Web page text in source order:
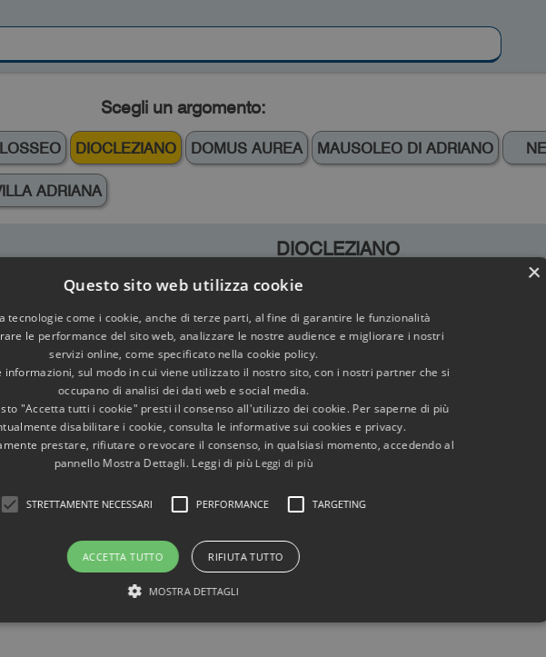
Scegli un argomento:
DIOCLEZIANO DOMUS AUREA MAUSOLEO DI ADRIANO
ADRIANA
DIOCLEZIANO
DIOCLEZIANO ED IL SOL INVICTUS A
SPALATO (Croazia)
Alle radici del potere imperiale
Creatore
ARCHEOASTRONOMIA NEL PALAZZO DI
DIOCLEZIANO A SPALATO (CROAZIA)
Come abbiamo scoperto l'archeoastronomia
nel Palazzo di Diocleziano
×
Questo sito web utilizza cookie
tecnologie come i cookie, anche di terze parti, al fine di garantire le funzionalità
le performance del sito web, analizzare le nostre audience e migliorare i nostri
servizi online, come specificato nella cookie policy.
informazioni, sul modo in cui viene utilizzato il nostro sito, con i nostri partner che si
occupano di analisi dei dati web e social media.
"Accetta tutti i cookie" presti il consenso all'utilizzo dei cookie. Per saperne di più
disabilitare i cookie, consulta le informative sui cookies e privacy.
prestare, rifiutare o revocare il consenso, in qualsiasi momento, accedendo al
pannello Mostra Dettagli. Leggi di piùLeggi di più
STRETTAMENTE NECESSARI PERFORMANCE TARGETING
ACCETTA TUTTO RIFIUTA TUTTO
MOSTRA DETTAGLI